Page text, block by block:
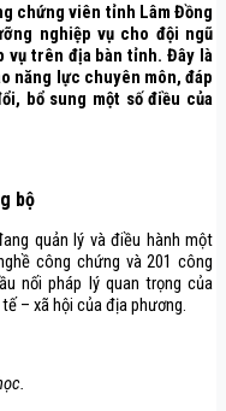
chứng viên tỉnh Lâm Đồng
nghiệp vụ cho đội ngũ
vụ trên địa bàn tỉnh. Đây là
năng lực chuyên môn, đáp
bổ sung một số điều của
bộ
quản lý và điều hành một
công chứng và 201 công
nối pháp lý quan trọng của
– xã hội của địa phương.